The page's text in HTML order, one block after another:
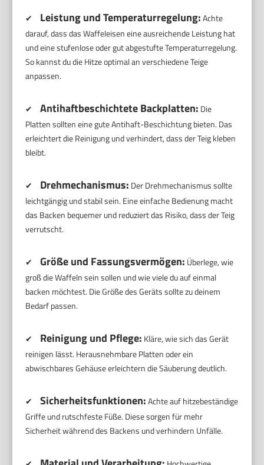
✔ Leistung und Temperaturregelung:Achte
darauf, dass das Waffeleisen eine ausreichende Leistung hat
und eine stufenlose oder gut abgestufte Temperaturregelung.
So kannst du die Hitze optimal an verschiedene Teige
anpassen.
✔ Antihaftbeschichtete Backplatten: Die
Platten sollten eine gute Antihaft-Beschichtung bieten. Das
erleichtert die Reinigung und verhindert, dass der Teig kleben
bleibt.
✔ Drehmechanismus: Der Drehmechanismus sollte
leichtgängig und stabil sein. Eine einfache Bedienung macht
das Backen bequemer und reduziert das Risiko, dass der Teig
verrutscht.
✔ Größe und Fassungsvermögen: Überlege, wie
groß die Waffeln sein sollen und wie viele du auf einmal
backen möchtest. Die Größe des Geräts sollte zu deinem
Bedarf passen.
✔ Reinigung und Pflege: Kläre, wie sich das Gerät
reinigen lässt. Herausnehmbare Platten oder ein
abwischbares Gehäuse erleichtern die Säuberung deutlich.
✔ Sicherheitsfunktionen:Achte auf hitzebeständige
Griffe und rutschfeste Füße. Diese sorgen für mehr
Sicherheit während des Backens und verhindern Unfälle.